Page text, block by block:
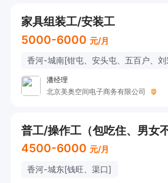
家具组装工/安装工
5000-6000 元/月
香河-城南[钳屯、安头屯、五百户、刘
潘经理
北京美奥空间电子商务有限公司
4500-6000 元/月
香河-城东[钱旺、渠口]